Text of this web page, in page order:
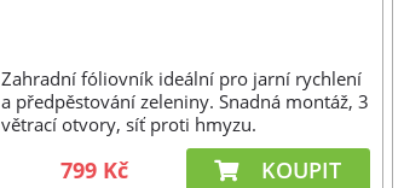
Zahradní fóliovník ideální pro jarní rychlení
a předpěstování zeleniny. Snadná montáž, 3
větrací otvory, síť proti hmyzu.
799 Kč KOUPIT